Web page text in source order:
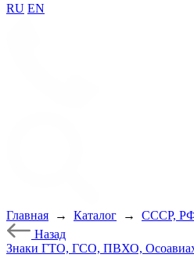
RU EN
Главная → Каталог → СССР,
Назад
Знаки ГТО, ГСО, ПВХО,